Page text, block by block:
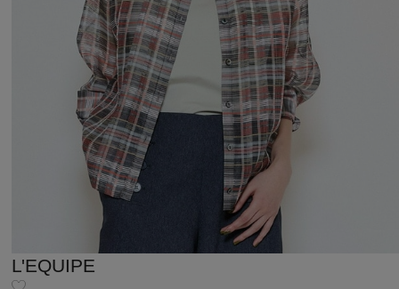
L'EQUIPE